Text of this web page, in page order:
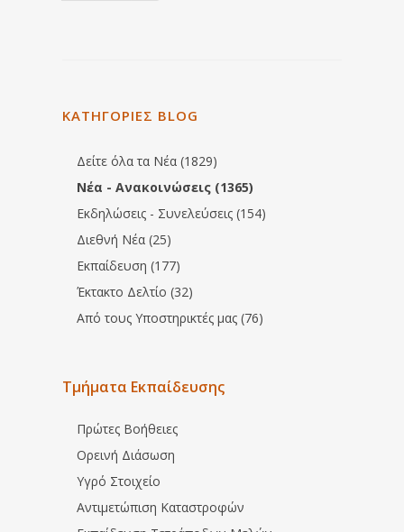
ΚΑΤΗΓΟΡΙΕΣ BLOG
Δείτε όλα τα Νέα (1829)
Νέα - Ανακοινώσεις (1365)
Εκδηλώσεις - Συνελεύσεις (154)
Διεθνή Νέα (25)
Εκπαίδευση (177)
Έκτακτο Δελτίο (32)
Από τους Υποστηρικτές μας (76)
Τμήματα Εκπαίδευσης
Πρώτες Βοήθειες
Ορεινή Διάσωση
Υγρό Στοιχείο
Αντιμετώπιση Καταστροφών